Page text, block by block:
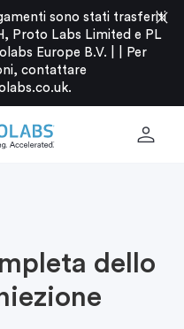
sono stati trasferiti
Proto Labs Limited e PL
Europe B.V. |
Per
contattare
.
close
person
dello